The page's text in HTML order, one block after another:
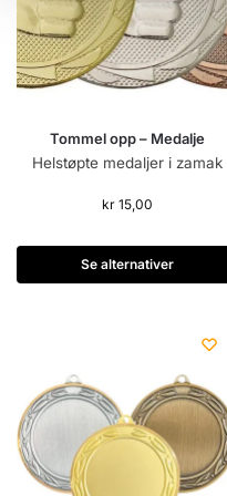
Tommel opp – Medalje
Helstøpte medaljer i zamak
kr15,00
Se alternativer